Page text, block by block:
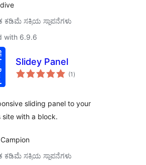
ಕಡಿಮೆ ಸಕ್ರಿಯ ಸ್ಥಾಪನೆಗಳು
with 6.9.6
Slidey Panel
(1 total
ratings
)
sliding panel to your
site with a block.
ಕಡಿಮೆ ಸಕ್ರಿಯ ಸ್ಥಾಪನೆಗಳು